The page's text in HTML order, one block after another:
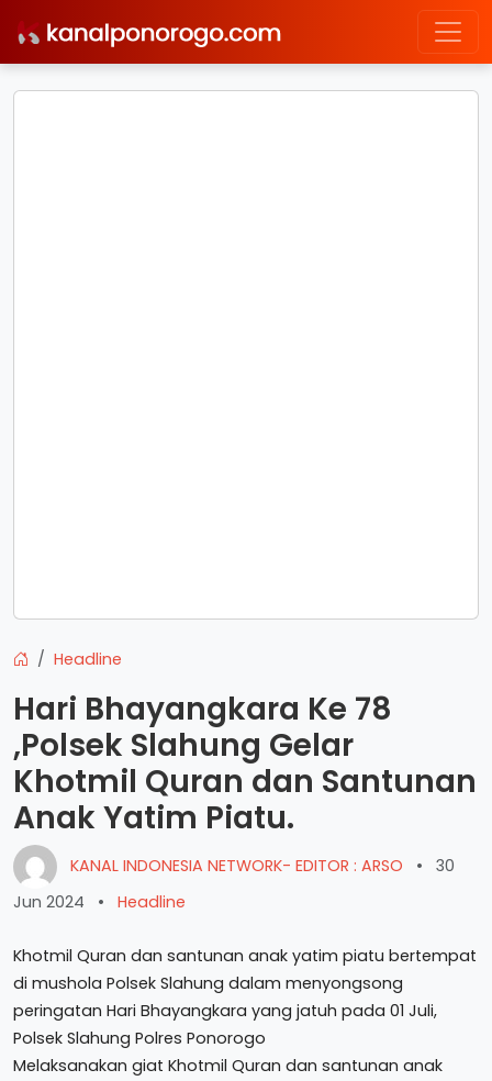
Headline
Hari Bhayangkara Ke 78
,Polsek Slahung Gelar
Khotmil Quran dan Santunan
Anak Yatim Piatu.
KANAL INDONESIA NETWORK- EDITOR : ARSO •
30
Jun 2024
• Headline
Khotmil Quran dan santunan anak yatim piatu bertempat
di mushola Polsek Slahung dalam menyongsong
peringatan Hari Bhayangkara yang jatuh pada 01 Juli,
Polsek Slahung Polres Ponorogo
Melaksanakan giat Khotmil Quran dan santunan anak